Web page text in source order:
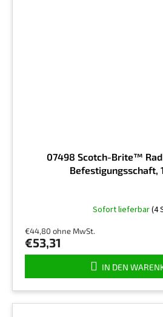
07498 Scotch-Brite™
Befestigungsschaft,
Sofort lieferbar(4
€44,80 ohne MwSt.
€53,31
IN DEN